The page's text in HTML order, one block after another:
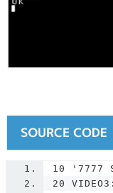
10
'7777
20